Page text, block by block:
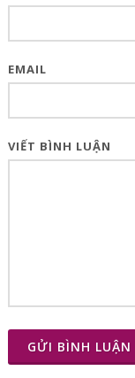
EMAIL
VIẾT BÌNH LUẬN
GỬI BÌNH LUẬN